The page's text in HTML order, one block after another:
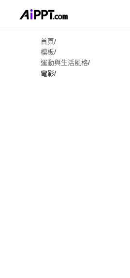
首頁/
模板/
運動與生活風格/
電影/